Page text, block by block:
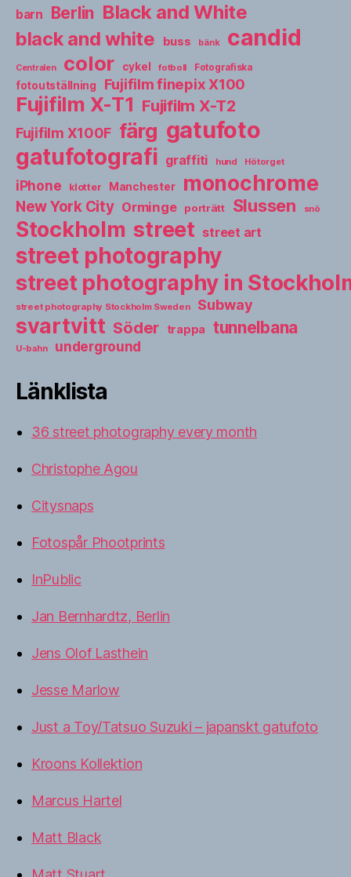
barn Berlin Black and White
black and white
buss bänk candid
Centralen color cykel fotboll Fotografiska
fotoutställning Fujifilm finepix X100
Fujifilm X-T1 Fujifilm X-T2
Fujifilm X100F färg gatufoto
gatufotografi graffiti hund Hötorget
iPhone klotter Manchester monochrome
New York City Orminge porträtt Slussen snö
Stockholm street street art
street photography
street photography in
street photography Stockholm Sweden Subway
svartvitt Söder trappa tunnelbana
U-bahn underground
Länklista
36 street photography every month
Christophe Agou
Citysnaps
Fotospår Phootprints
InPublic
Jan Bernhardtz, Berlin
Jens Olof Lasthein
Jesse Marlow
Just a Toy/Tatsuo Suzuki – japanskt gatufoto
Kroons Kollektion
Marcus Hartel
Matt Black